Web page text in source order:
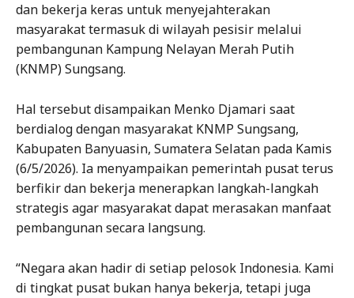
dan bekerja keras untuk menyejahterakan
masyarakat termasuk di wilayah pesisir melalui
pembangunan Kampung Nelayan Merah Putih
(KNMP) Sungsang.
Hal tersebut disampaikan Menko Djamari saat
berdialog dengan masyarakat KNMP Sungsang,
Kabupaten Banyuasin, Sumatera Selatan pada Kamis
(6/5/2026). Ia menyampaikan pemerintah pusat terus
berfikir dan bekerja menerapkan langkah-langkah
strategis agar masyarakat dapat merasakan manfaat
pembangunan secara langsung.
“Negara akan hadir di setiap pelosok Indonesia. Kami
di tingkat pusat bukan hanya bekerja, tetapi juga